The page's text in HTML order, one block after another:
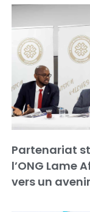
Partenariat
l’ONG Lame
vers un